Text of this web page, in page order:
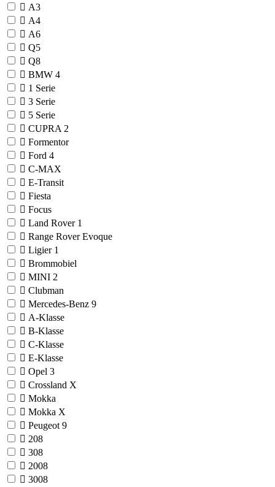
A3
A4
A6
Q5
Q8
BMW 4
1 Serie
3 Serie
5 Serie
CUPRA 2
Formentor
Ford 4
C-MAX
E-Transit
Fiesta
Focus
Land Rover 1
Range Rover Evoque
Ligier 1
Brommobiel
MINI 2
Clubman
Mercedes-Benz 9
A-Klasse
B-Klasse
C-Klasse
E-Klasse
Opel 3
Crossland X
Mokka
Mokka X
Peugeot 9
208
308
2008
3008